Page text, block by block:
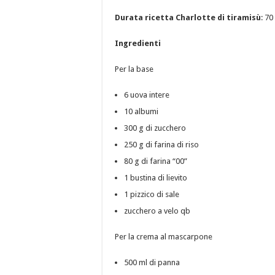
Durata ricetta Charlotte di tiramisù:
Ingredienti
Per la base
6 uova intere
10 albumi
300 g di zucchero
250 g di farina di riso
80 g di farina “00”
1 bustina di lievito
1 pizzico di sale
zucchero a velo qb
Per la crema al mascarpone
500 ml di panna